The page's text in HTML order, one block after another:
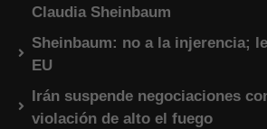
Claudia Sheinbaum
Sheinbaum: no a la injerencia;
EU
Irán suspende negociaciones
violación de alto el fuego